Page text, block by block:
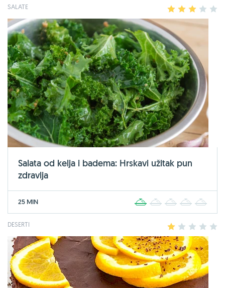
SALATE 2 3 4
Salata od kelja i badema: Hrskavi užitak pun
zdravlja
25 MIN 2 3 4
DESERTI 2 3 4